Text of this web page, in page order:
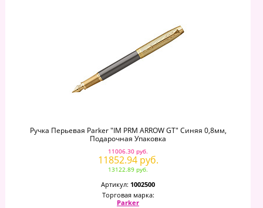
Ручка Перьевая Parker "IM PRM ARROW GT" Синяя 0,8мм,
Подарочная Упаковка
11006.30 руб.
11852.94 руб.
13122.89 руб.
Артикул: 1002500
Торговая марка:
Parker